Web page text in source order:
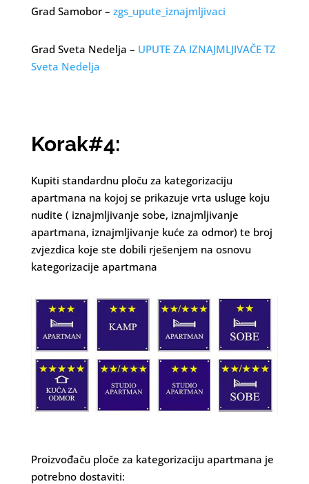
Grad Samobor – zgs_upute_iznajmljivaci
Grad Sveta Nedelja – UPUTE ZA IZNAJMLJIVAČE TZ
Sveta Nedelja
Korak#4:
Kupiti standardnu ploču za kategorizaciju
apartmana na kojoj se prikazuje vrta usluge koju
nudite ( iznajmljivanje sobe, iznajmljivanje
apartmana, iznajmljivanje kuće za odmor) te broj
zvjezdica koje ste dobili rješenjem na osnovu
kategorizacije apartmana
Proizvođaču ploče za kategorizaciju apartmana je
potrebno dostaviti: